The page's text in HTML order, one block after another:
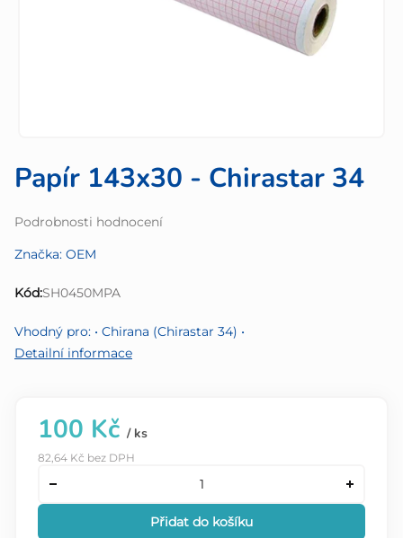
Papír 143x30 - Chirastar 34
Průměrné
produktu
0,0
hvězdiček.
Podrobnosti hodnocení
Značka: OEM
Kód:SH0450MPA
Vhodný pro: • Chirana (Chirastar 34) •
Detailní informace
100 Kč / ks
82,64 Kč bez DPH
Přidat do košíku